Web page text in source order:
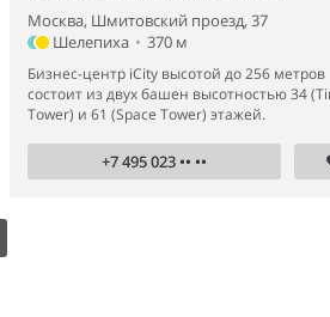
Москва, Шмитовский проезд, 37
Шелепиха • 370 м
Бизнес-центр iCity высотой до 256 метров
состоит из двух башен высотностью 34
Tower) и 61 (Space Tower) этажей.
+7 495 023 •• ••